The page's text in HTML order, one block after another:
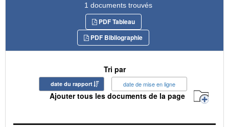
1 documents trouvés
PDF Tableau
PDF Bibliographie
Tri par
date du rapport date de mise en ligne
Ajouter tous les documents de la page